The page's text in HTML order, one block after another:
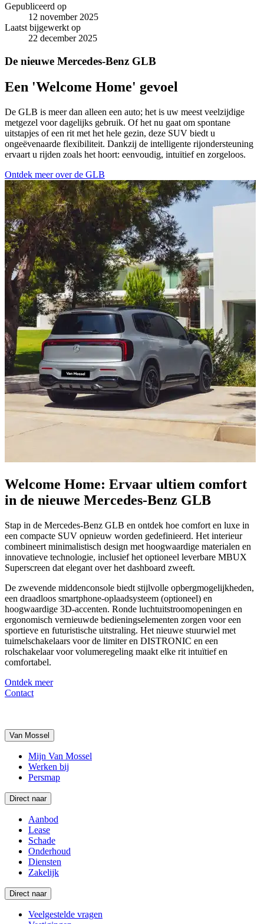
Gepubliceerd op
12 november 2025
Laatst bijgewerkt op
22 december 2025
De nieuwe Mercedes-Benz GLB
Een 'Welcome Home' gevoel
De GLB is meer dan alleen een auto; het is uw meest veelzijdige
metgezel voor dagelijks gebruik. Of het nu gaat om spontane
uitstapjes of een rit met het hele gezin, deze SUV biedt u
ongeëvenaarde flexibiliteit. Dankzij de intelligente rijondersteuning
ervaart u rijden zoals het hoort: eenvoudig, intuïtief en zorgeloos.
Ontdek meer over de GLB
Welcome Home: Ervaar ultiem comfort
in de nieuwe Mercedes-Benz GLB
Stap in de Mercedes-Benz GLB en ontdek hoe comfort en luxe in
een compacte SUV opnieuw worden gedefinieerd. Het interieur
combineert minimalistisch design met hoogwaardige materialen en
innovatieve technologie, inclusief het optioneel leverbare MBUX
Superscreen dat elegant over het dashboard zweeft.
De zwevende middenconsole biedt stijlvolle opbergmogelijkheden,
een draadloos smartphone-oplaadsysteem (optioneel) en
hoogwaardige 3D-accenten. Ronde luchtuitstroomopeningen en
ergonomisch vernieuwde bedieningselementen zorgen voor een
sportieve en futuristische uitstraling. Het nieuwe stuurwiel met
tuimelschakelaars voor de limiter en DISTRONIC en een
rolschakelaar voor volumeregeling maakt elke rit intuïtief en
comfortabel.
Ontdek meer
Contact
Van Mossel
Mijn Van Mossel
Werken bij
Persmap
Direct naar
Aanbod
Lease
Schade
Onderhoud
Diensten
Zakelijk
Direct naar
Veelgestelde vragen